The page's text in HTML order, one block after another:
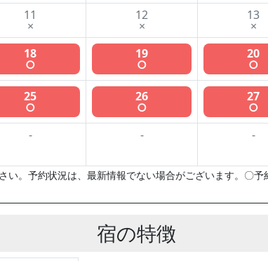
11
×
12
×
13
×
18
○
19
○
20
○
25
○
26
○
27
○
- - -
い。予約状況は、最新情報でない場合がございます。〇
宿の特徴